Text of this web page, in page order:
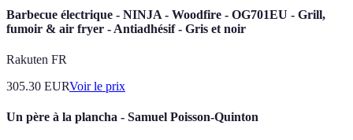
Barbecue électrique - NINJA - Woodfire - OG701EU - Grill,
fumoir & air fryer - Antiadhésif - Gris et noir
Rakuten FR
305.30 EURVoir le prix
Un père à la plancha - Samuel Poisson-Quinton